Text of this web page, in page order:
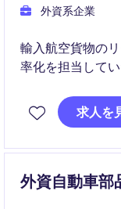
外資系企業
輸入航空貨物の
率化を担当して
きます。
求人を
外資自動車部